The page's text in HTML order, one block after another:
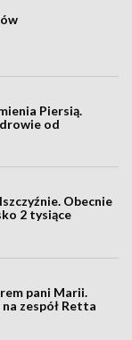
Piersią.
od
Obecnie
2 tysiące
pani Marii.
zespół Retta